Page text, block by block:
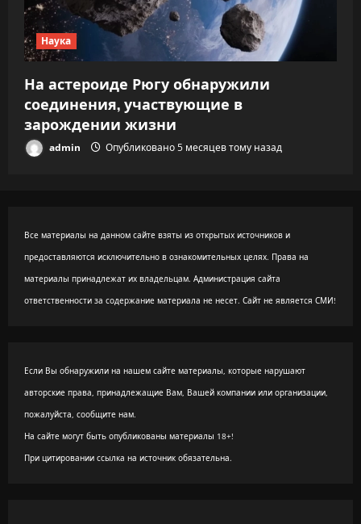
Наука
На астероиде Рюгу обнаружили
соединения, участвующие в
зарождении жизни
admin Опубликовано 5 месяцев тому назад
Все материалы на данном сайте взяты из открытых источников и
предоставляются исключительно в ознакомительных целях. Права на
материалы принадлежат их владельцам. Администрация сайта
ответственности за содержание материала не несет. Сайт не является СМИ!
Если Вы обнаружили на нашем сайте материалы, которые нарушают
авторские права, принадлежащие Вам, Вашей компании или организации,
пожалуйста, сообщите нам.
На сайте могут быть опубликованы материалы 18+!
При цитировании ссылка на источник обязательна.